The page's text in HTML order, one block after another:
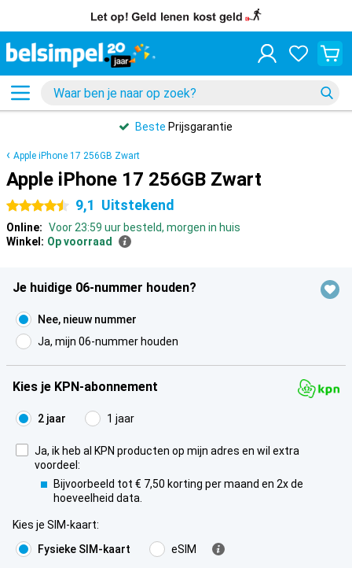
Beste Prijsgarantie
Apple iPhone 17 256GB Zwart
Apple iPhone 17 256GB Zwart
4.5 sterren 9,1 Uitstekend
Online: Voor 23:59 uur besteld, morgen in huis
Winkel: Op voorraad
Je huidige 06-nummer houden?
Nee, nieuw nummer
Ja, mijn 06-nummer houden
Kies je KPN-abonnement
2 jaar 1 jaar
Ja, ik heb al KPN producten op mijn adres en wil extra
voordeel:
Bijvoorbeeld tot € 7,50 korting per maand en 2x de
hoeveelheid data.
Kies je SIM-kaart:
Fysieke SIM-kaart
eSIM